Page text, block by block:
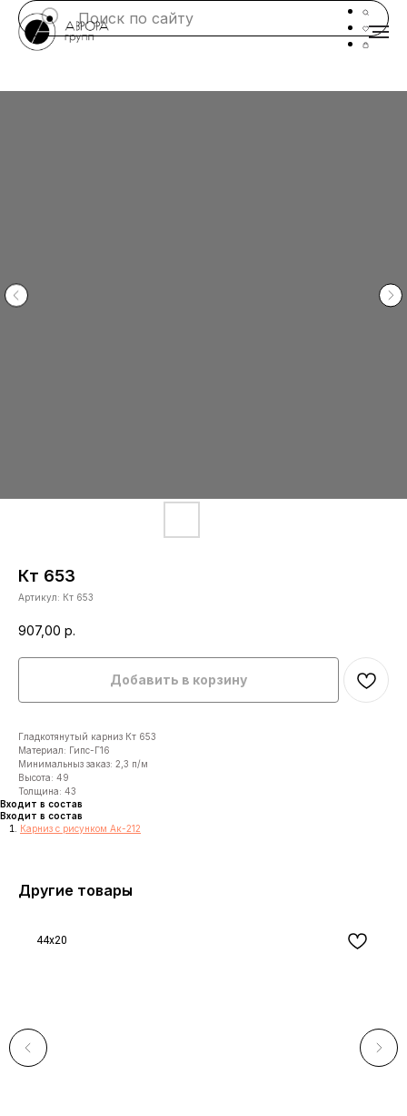
Кт 653
Артикул: Кт 653
907,00 р.
Добавить в корзину
Гладкотянутый карниз Кт 653
Материал: Гипс-Г16
Минимальныз заказ: 2,3 п/м
Высота: 49
Толщина: 43
Входит в состав
Входит в состав
Карниз с рисунком Ак-212
Другие товары
44x20